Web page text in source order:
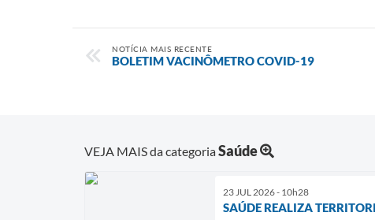
NOTÍCIA MAIS RECENTE
BOLETIM VACINÔMETRO COVID-19
VEJA MAIS da categoriaSaúde
23 JUL 2026 - 10h28
SAÚDE REALIZA